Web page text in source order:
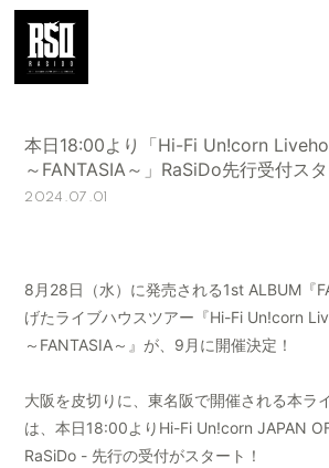
GALLERY
OFFICIAL
WEBSITE
本日18:00より「Hi-Fi Un!corn
～FANTASIA～」RaSiDo先行受付スタ
2024.07.01
8月28日（水）に発売される1st ALBUM『
げたライブハウスツアー『Hi-Fi Un!corn
～FANTASIA～』が、9月に開催決定！
大阪を皮切りに、東名阪で開催される本ラ
は、本日18:00よりHi-Fi Un!corn JAPAN
RaSiDo - 先行の受付がスタート！